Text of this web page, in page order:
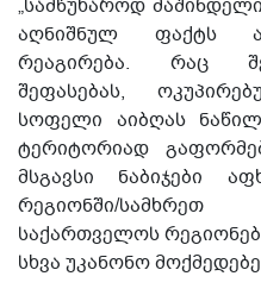
„სამწუხაროდ
აღნიშნულ ფაქტს
რეაგირება. რაც
შეფასებას,
სოფელი აიბღას
ტერიტორიად
მსგავსი ნაბიჯები
რეგიონში/
საქართველოს
სხვა უკანონო